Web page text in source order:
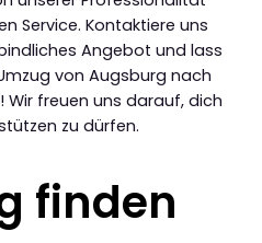
Service. Kontaktiere uns
Angebot und lass
von Augsburg nach
Wir freuen uns darauf, dich
zu dürfen.
finden